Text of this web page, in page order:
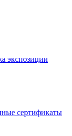
экспозиции
сертификаты